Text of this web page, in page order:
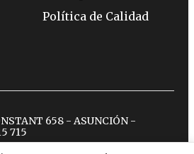
Política de Calidad
658 - ASUNCIÓN -
715